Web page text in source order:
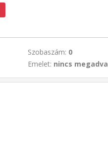
Szobaszám: 0
Emelet: nincs megadva